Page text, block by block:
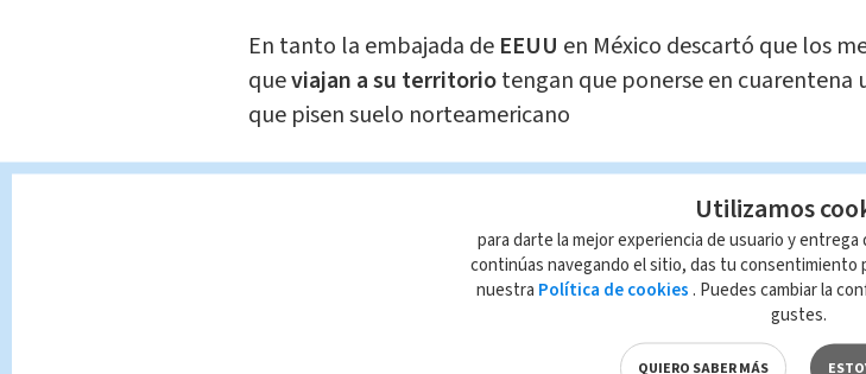
En tanto la embajada deEEUU en México descartó que los
queviajan a su territoriotengan que ponerse en cuarentena
que pisen suelo norteamericano
El citado requisito de prueba negatica aCOVID-19no aplica
Al momento de redacción de esta nota, de acuerdo con
se registran 25
COVID-19, 422 mil 583 de ellos
Utilizamos
para darte la mejor experiencia de usuario y
continúas navegando el sitio, das tu consentimiento
nuestra Política de cookies . Puedes cambiar la
gustes.
QUIERO SABER MÁS